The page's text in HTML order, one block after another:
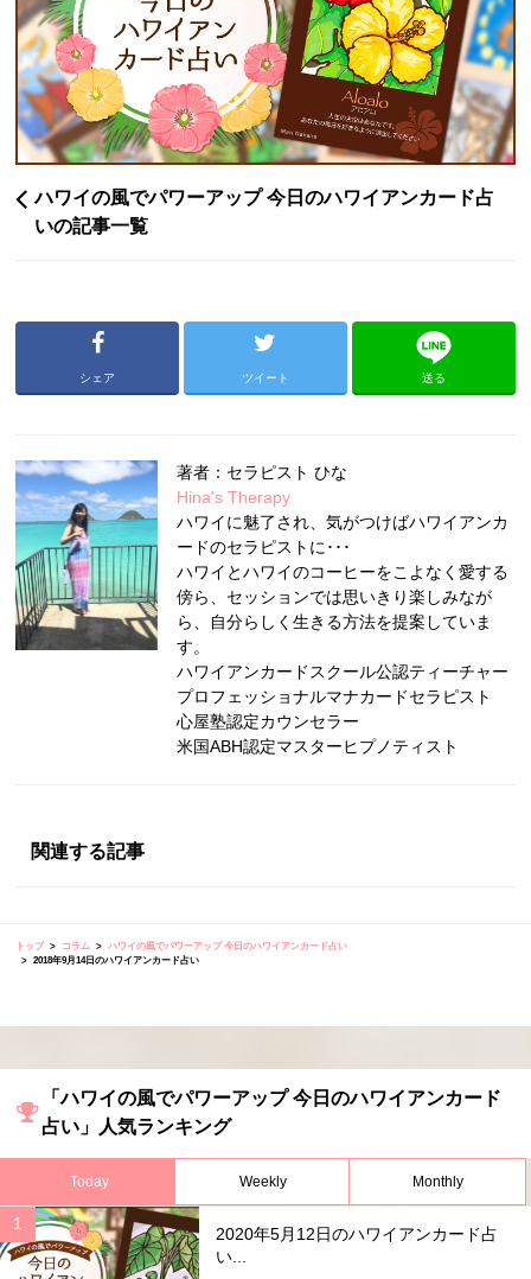
ハワイの風でパワーアップ 今日のハワイアンカード占
いの記事一覧
シェア ツイート 送る
著者：セラピスト ひな
Hina's Therapy
ハワイに魅了され、気がつけばハワイアンカ
ードのセラピストに･･･
ハワイとハワイのコーヒーをこよなく愛する
傍ら、セッションでは思いきり楽しみなが
ら、自分らしく生きる方法を提案していま
す。
ハワイアンカードスクール公認ティーチャー
プロフェッショナルマナカードセラピスト
心屋塾認定カウンセラー
米国ABH認定マスターヒプノティスト
関連する記事
トップ コラム
ハワイの風でパワーアップ 今日のハワイアンカード占い
2018年9月14日のハワイアンカード占い
「ハワイの風でパワーアップ 今日のハワイアンカード
占い」人気ランキング
Today Weekly Monthly
2020年5月12日のハワイアンカード占
い...